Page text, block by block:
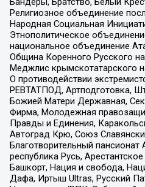
Религиозное объединение
Народная Социальная
Этнополитическое
национальное объединение
Община Коренного Русского
Меджлис крымскотатарского
О противодействии
РЕВТАТПОД, Артподготовка,
Божией Матери Державная,
Фирма, Молодежная
Правды и Единения,
Автоград Крю, Союз
Благотворительный пансионат
республика Русь,
Башкорт, Нация и свобода,
Дафа, Иртыш Ultras, Русский